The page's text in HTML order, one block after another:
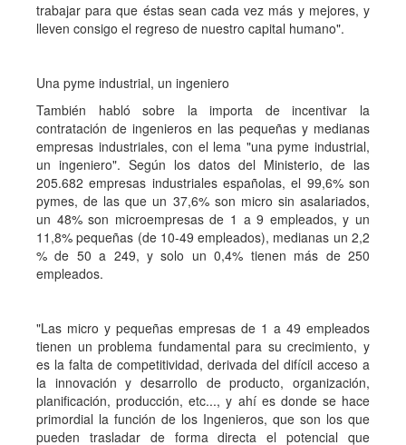
trabajar para que éstas sean cada vez más y mejores, y
lleven consigo el regreso de nuestro capital humano".
Una pyme industrial, un ingeniero
También habló sobre la importa de incentivar la
contratación de ingenieros en las pequeñas y medianas
empresas industriales, con el lema "una pyme industrial,
un ingeniero". Según los datos del Ministerio, de las
205.682 empresas industriales españolas, el 99,6% son
pymes, de las que un 37,6% son micro sin asalariados,
un 48% son microempresas de 1 a 9 empleados, y un
11,8% pequeñas (de 10-49 empleados), medianas un 2,2
% de 50 a 249, y solo un 0,4% tienen más de 250
empleados.
"Las micro y pequeñas empresas de 1 a 49 empleados
tienen un problema fundamental para su crecimiento, y
es la falta de competitividad, derivada del difícil acceso a
la innovación y desarrollo de producto, organización,
planificación, producción, etc..., y ahí es donde se hace
primordial la función de los Ingenieros, que son los que
pueden trasladar de forma directa el potencial que